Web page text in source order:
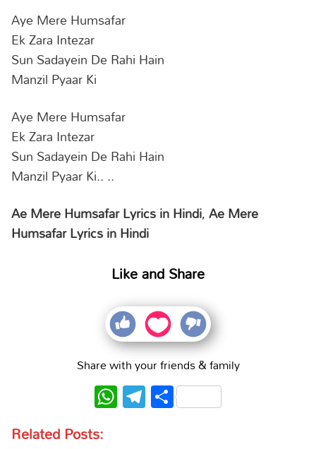
Aye Mere Humsafar
Ek Zara Intezar
Sun Sadayein De Rahi Hain
Manzil Pyaar Ki
Aye Mere Humsafar
Ek Zara Intezar
Sun Sadayein De Rahi Hain
Manzil Pyaar Ki.. ..
Ae Mere Humsafar Lyrics in Hindi,Ae Mere
Humsafar Lyrics in Hindi
Like and Share
Share with your friends & family
WhatsApp
Telegram
Share
Related Posts: